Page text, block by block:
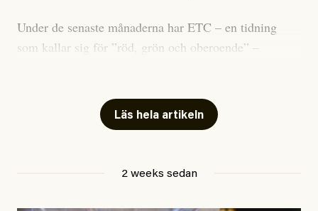
Under de senaste månaderna har ETC – en tidning
som kallar sig för ”röd, grön och oberoende” –
skriver för? Vad betyder det att vara en ”röd, grön och
oberoende” tidning? Och vad är egentligen bra
Läs hela artikeln
2 weeks sedan